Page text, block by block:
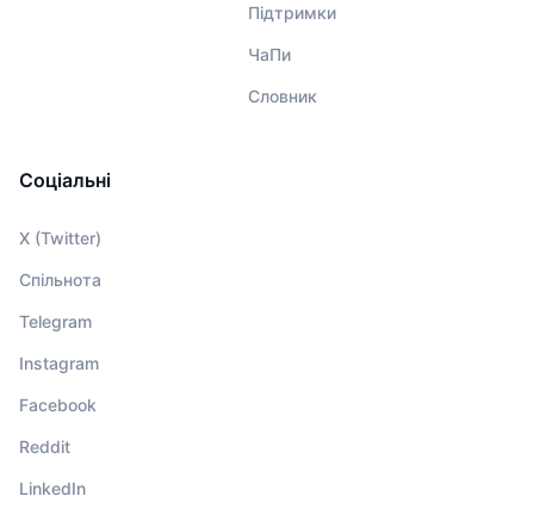
Підтримки
ЧаПи
Словник
Соціальні
X (Twitter)
Спільнота
Telegram
Instagram
Facebook
Reddit
LinkedIn